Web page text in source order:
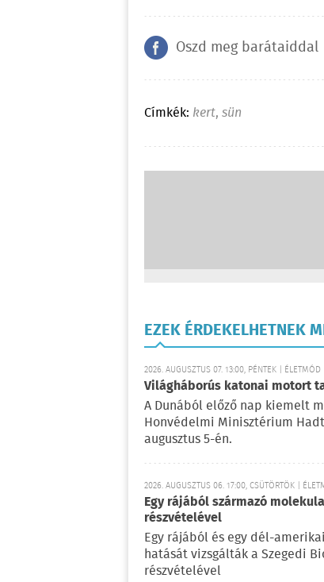
Oszd meg barátaiddal
Címkék: kert, sün
EZEK ÉRDEKELHETNEK
2026. AUGUSZTUS 07. 13:00, PÉNTEK | ÉLETMÓD
Világháborús katonai motort
A Dunából előző nap kiemelt
Honvédelmi Minisztérium
augusztus 5-én.
2026. AUGUSZTUS 06. 17:00, CSÜTÖRTÖK |
Egy rájából származó
részvételével
Egy rájából és egy dél-
hatását vizsgálták a Szegedi
részvételével